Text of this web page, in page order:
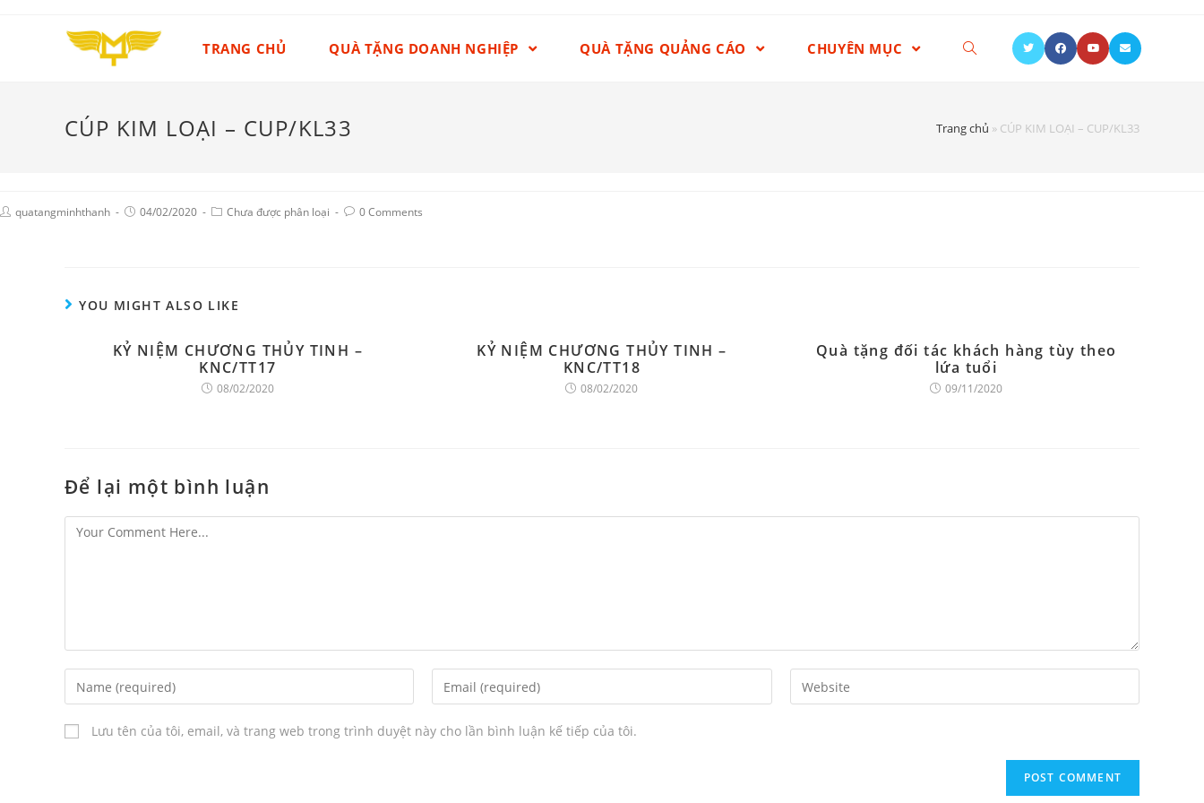
TRANG CHỦ QUÀ TẶNG DOANH NGHIỆP QUÀ TẶNG QUẢNG CÁO CHUYÊN MỤC
CÚP KIM LOẠI – CUP/KL33 Trang chủ » CÚP KIM LOẠI – CUP/KL33
quatangminhthanh 04/02/2020 Chưa được phân loại 0 Comments
YOU MIGHT ALSO LIKE
KỶ NIỆM CHƯƠNG THỦY TINH –
KNC/TT17
08/02/2020
KỶ NIỆM CHƯƠNG THỦY TINH –
KNC/TT18
08/02/2020
Quà tặng đối tác khách hàng tùy theo
lứa tuổi
09/11/2020
Để lại một bình luận
Lưu tên của tôi, email, và trang web trong trình duyệt này cho lần bình luận kế tiếp của tôi.